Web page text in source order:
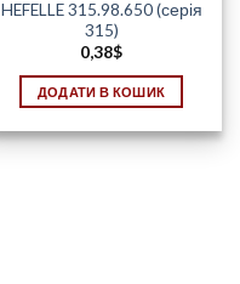
HEFELLE 315.98.650 (серія
315)
0,38$
ДОДАТИ В КОШИК